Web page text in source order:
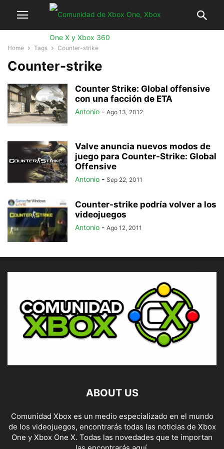
Home Tags Counter-strike
Counter-strike
Counter Strike: Global offensive
con una facción de ETA
Antonio - Ago 13, 2012
Valve anuncia nuevos modos de
juego para Counter-Strike: Global
Offensive
Antonio - Sep 22, 2011
Counter-strike podría volver a los
videojuegos
Antonio - Ago 12, 2011
ABOUT US
Comunidad Xbox es un medio especializado en el mundo
de los videojuegos, encontrarás todas las noticias de Xbox
One y Xbox One X. Todas las novedades que te importan